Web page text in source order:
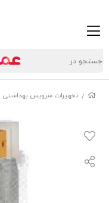
/ تجهیزات سرویس بهداشتی